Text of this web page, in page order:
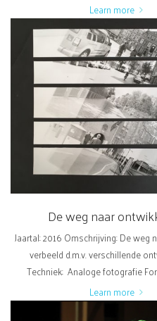
Learn more
De weg naar
Jaartal: 2016 Omschrijving: De weg
verbeeld d.m.v. verschillende
Techniek: Analoge fotografie
Learn more